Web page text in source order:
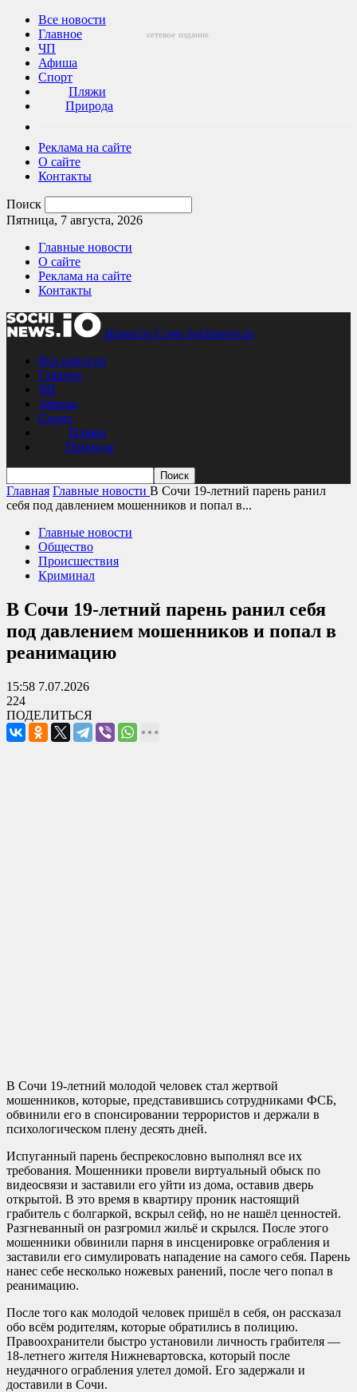
Все новости
Главное
ЧП
Афиша
Спорт
Пляжи
Природа
Реклама на сайте
О сайте
Контакты
Поиск
Пятница, 7 августа, 2026
Главные новости
О сайте
Реклама на сайте
Контакты
Новости Сочи Sochinews.io
сетевое издание
Все новости
Главное
ЧП
Афиша
Спорт
Пляжи
Природа
Главная Главные новости В Сочи 19-летний парень ранил
себя под давлением мошенников и попал в...
Главные новости
Общество
Происшествия
Криминал
В Сочи 19-летний парень ранил себя
под давлением мошенников и попал в
реанимацию
15:58 7.07.2026
224
ПОДЕЛИТЬСЯ
В Сочи 19-летний молодой человек стал жертвой
мошенников, которые, представившись сотрудниками ФСБ,
обвинили его в спонсировании террористов и держали в
психологическом плену десять дней.
Испуганный парень беспрекословно выполнял все их
требования. Мошенники провели виртуальный обыск по
видеосвязи и заставили его уйти из дома, оставив дверь
открытой. В это время в квартиру проник настоящий
грабитель с болгаркой, вскрыл сейф, но не нашёл ценностей.
Разгневанный он разгромил жильё и скрылся. После этого
мошенники обвинили парня в инсценировке ограбления и
заставили его симулировать нападение на самого себя. Парень
нанес себе несколько ножевых ранений, после чего попал в
реанимацию.
После того как молодой человек пришёл в себя, он рассказал
обо всём родителям, которые обратились в полицию.
Правоохранители быстро установили личность грабителя —
18-летнего жителя Нижневартовска, который после
неудачного ограбления улетел домой. Его задержали и
доставили в Сочи.